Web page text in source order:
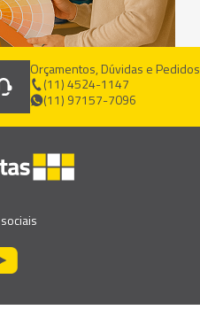
Orçamentos, Dúvidas e Pedidos
(11) 4524-1147
(11) 97157-7096